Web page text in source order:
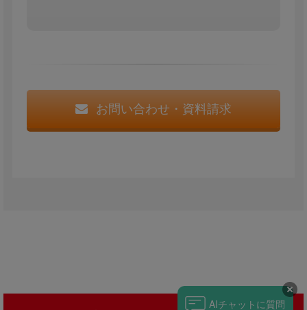
お問い合わせ・資料請求
AIチャットに質問